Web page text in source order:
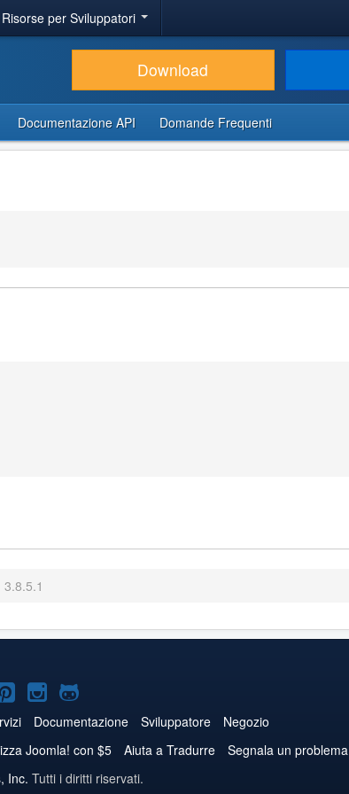
Risorse per Sviluppatori
Download
Documentazione API Domande Frequenti
3.8.5.1
Joomla!
su
Pinterest
Joomla!
su
Instagram
Joomla!
su
GitHub
Documentazione Sviluppatore
Negozio
Joomla! con $5 Aiuta a Tradurre Segnala un problema
Inc. Tutti i diritti riservati.